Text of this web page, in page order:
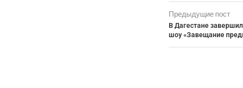
Предыдущие пост
В Дагестане
шоу «Завещание